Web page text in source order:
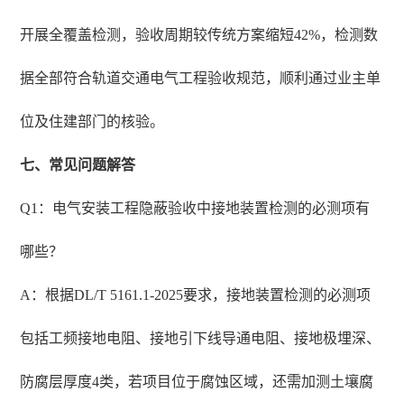
开展全覆盖检测，验收周期较传统方案缩短42%，检测数
据全部符合轨道交通电气工程验收规范，顺利通过业主单
位及住建部门的核验。
七、常见问题解答
Q1：电气安装工程隐蔽验收中接地装置检测的必测项有
哪些？
A：根据DL/T 5161.1-2025要求，接地装置检测的必测项
包括工频接地电阻、接地引下线导通电阻、接地极埋深、
防腐层厚度4类，若项目位于腐蚀区域，还需加测土壤腐